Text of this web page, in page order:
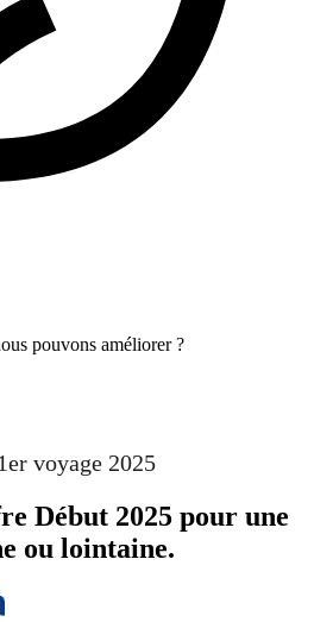
pouvons améliorer ?
voyage 2025
Début 2025 pour une
ou lointaine.